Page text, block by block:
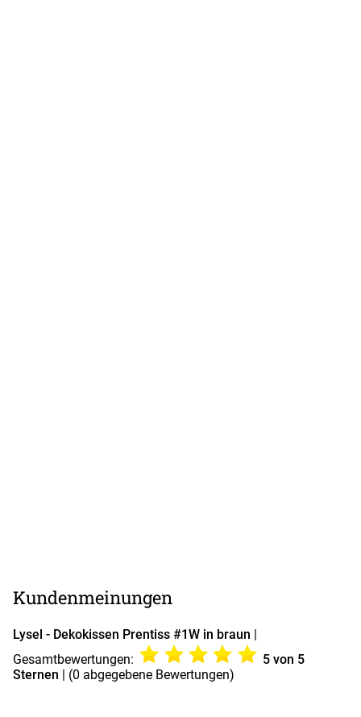
Kundenmeinungen
Lysel - Dekokissen Prentiss #1W in braun
Gesamtbewertungen:
5von 5
Sternen
| (0 abgegebene Bewertungen)